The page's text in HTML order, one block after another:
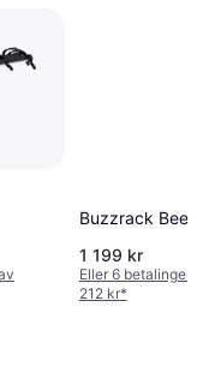
Buzzrack
1 199 kr
Eller 6 betalinger
212 kr*